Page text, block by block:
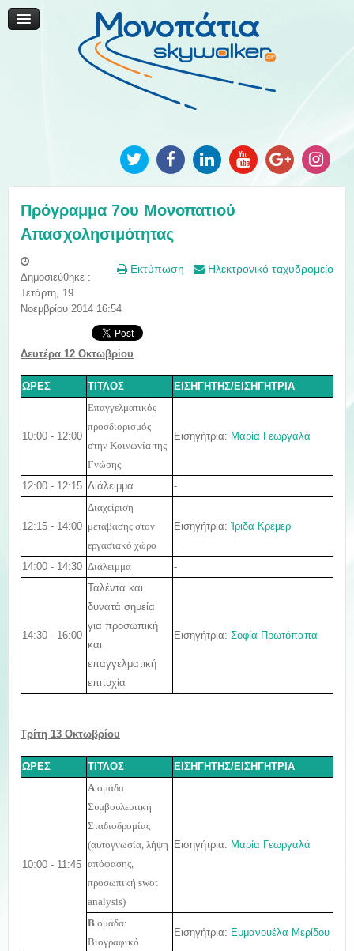
Μονοπάτια Καινοτομίας
Μονοπάτια Τοπικής Ανάπτυξης
Ανακοινώσεις
Φωτογραφίες
Πρόγραμμα 7ου Μονοπατιού
Απασχολησιμότητας
Εκτύπωση Ηλεκτρονικό ταχυδρομείο
Δημοσιεύθηκε :
Τετάρτη, 19
Νοεμβρίου 2014 16:54
Δευτέρα 12 Οκτωβρίου
ΩΡΕΣ ΤΙΤΛΟΣ ΕΙΣΗΓΗΤΗΣ/ΕΙΣΗΓΗΤΡΙΑ
10:00 - 12:00
Επαγγελματικός
προσδιορισμός
στην Κοινωνία της
Γνώσης
Εισηγήτρια: Μαρία Γεωργαλά
12:00 - 12:15 Διάλειμμα -
12:15 - 14:00
Διαχείριση
μετάβασης στον
εργασιακό χώρο
Εισηγήτρια: Ίριδα Κρέμερ
14:00 - 14:30 Διάλειμμα -
14:30 - 16:00
Ταλέντα και
δυνατά σημεία
για προσωπική
και
επαγγελματική
επιτυχία
Εισηγήτρια: Σοφία Πρωτόπαπα
Τρίτη 13 Οκτωβρίου
ΩΡΕΣ ΤΙΤΛΟΣ ΕΙΣΗΓΗΤΗΣ/ΕΙΣΗΓΗΤΡΙΑ
10:00 - 11:45
Α ομάδα:
Συμβουλευτική
Σταδιοδρομίας
(αυτογνωσία, λήψη
απόφασης,
προσωπική swot
analysis)
Εισηγήτρια: Μαρία Γεωργαλά
Β ομάδα:
Βιογραφικό
Εισηγήτρια: Εμμανουέλα Μερίδου